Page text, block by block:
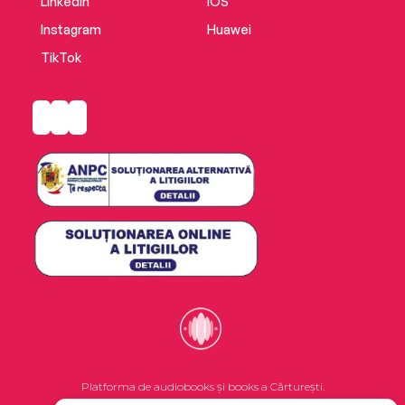
Instagram
TikTok
Huawei
Platforma de audiobooks și books a Cărturești.